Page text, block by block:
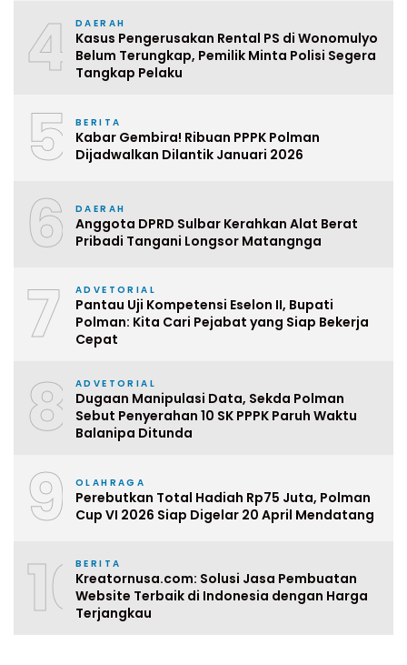
4 DAERAH
Kasus Pengerusakan Rental PS di Wonomulyo
Belum Terungkap, Pemilik Minta Polisi Segera
Tangkap Pelaku
5 BERITA
Kabar Gembira! Ribuan PPPK Polman
Dijadwalkan Dilantik Januari 2026
6 DAERAH
Anggota DPRD Sulbar Kerahkan Alat Berat
Pribadi Tangani Longsor Matangnga
7 ADVETORIAL
Pantau Uji Kompetensi Eselon II, Bupati
Polman: Kita Cari Pejabat yang Siap Bekerja
Cepat
8 ADVETORIAL
Dugaan Manipulasi Data, Sekda Polman
Sebut Penyerahan 10 SK PPPK Paruh Waktu
Balanipa Ditunda
9 OLAHRAGA
Perebutkan Total Hadiah Rp75 Juta, Polman
Cup VI 2026 Siap Digelar 20 April Mendatang
10BERITA
Kreatornusa.com: Solusi Jasa Pembuatan
Website Terbaik di Indonesia dengan Harga
Terjangkau